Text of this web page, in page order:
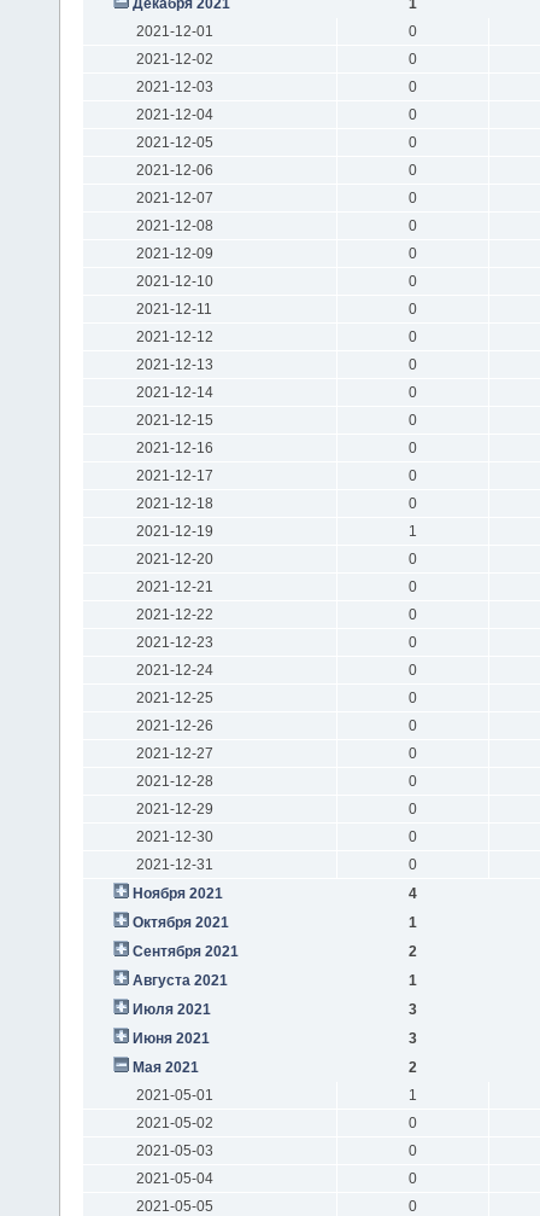
Декабря 2021
1
2021-12-01
0
2021-12-02
0
2021-12-03
0
2021-12-04
0
2021-12-05
0
2021-12-06
0
2021-12-07
0
2021-12-08
0
2021-12-09
0
2021-12-10
0
2021-12-11
0
2021-12-12
0
2021-12-13
0
2021-12-14
0
2021-12-15
0
2021-12-16
0
2021-12-17
0
2021-12-18
0
2021-12-19
1
2021-12-20
0
2021-12-21
0
2021-12-22
0
2021-12-23
0
2021-12-24
0
2021-12-25
0
2021-12-26
0
2021-12-27
0
2021-12-28
0
2021-12-29
0
2021-12-30
0
2021-12-31
0
Ноября 2021
4
Октября 2021
1
Сентября 2021
2
Августа 2021
1
Июля 2021
3
Июня 2021
3
Мая 2021
2
2021-05-01
1
2021-05-02
0
2021-05-03
0
2021-05-04
0
2021-05-05
0